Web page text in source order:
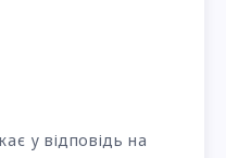
у відповідь на